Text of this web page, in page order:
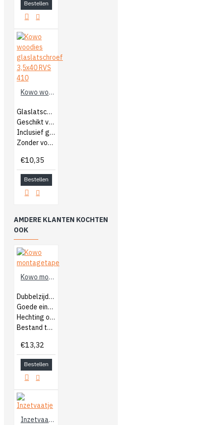
Bestellen
Kowo woodies glaslatschroef 3,5x40 RVS 410
Glaslatschroef RVS
Geschikt voor bijna elk houtsoort
Inclusief gratis TX-bit
Zonder voor boren
€10,35
Bestellen
AMDERE KLANTEN KOCHTEN
OOK
Kowo montagetape
Dubbelzijdige klevende tape
Goede eindkleefkracht
Hechting op vele ondergronden
Bestand tegen chemicaliën & weersinvloeden
€13,32
Bestellen
Inzetvaatje